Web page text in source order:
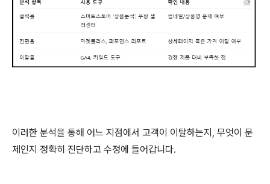
이러한 분석을 통해 어느 지점에서 고객이 이탈하는지, 무엇이 문
제인지 정확히 진단하고 수정에 들어갑니다.